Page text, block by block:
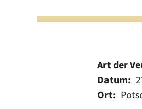
Art der
Datum
Ort